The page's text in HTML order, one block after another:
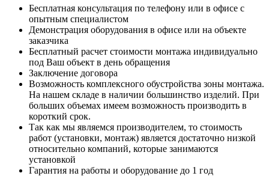
Бесплатная консультация по телефону или в офисе с
опытным специалистом
Демонстрация оборудования в офисе или на объекте
заказчика
Бесплатный расчет стоимости монтажа индивидуально
под Ваш объект в день обращения
Заключение договора
Возможность комплексного обустройства зоны монтажа.
На нашем складе в наличии большинство изделий. При
больших объемах имеем возможность производить в
короткий срок.
Так как мы являемся производителем, то стоимость
работ (установки, монтаж) является достаточно низкой
относительно компаний, которые занимаются
установкой
Гарантия на работы и оборудование до 1 год